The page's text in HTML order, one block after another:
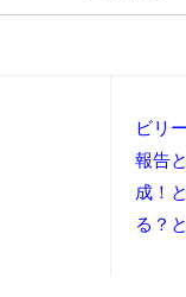
ビリ
報告
成！
る？